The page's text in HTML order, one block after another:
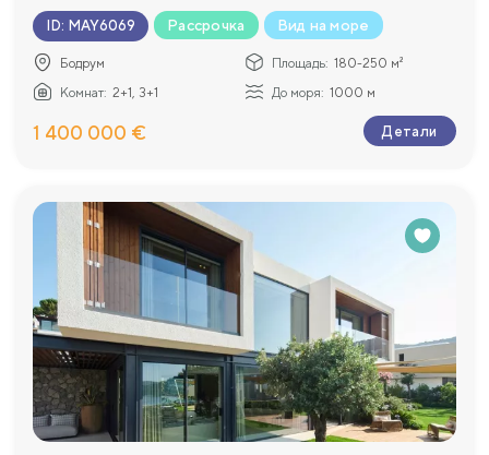
ID: MAY6069 Рассрочка Вид на море
Бодрум Площадь: 180-250 м²
Комнат: 2+1, 3+1 До моря: 1000 м
1 400 000 € Детали